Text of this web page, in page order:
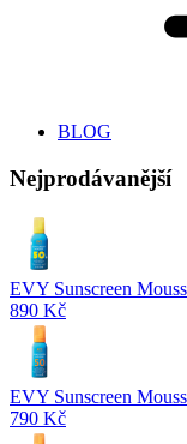
BLOG
Nejprodávanější
EVY Sunscreen
890 Kč
EVY Sunscreen
790 Kč